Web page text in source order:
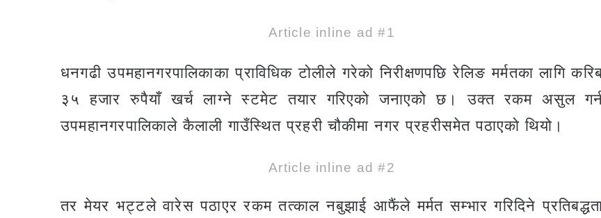
Article inline ad #1
धनगढी उपमहानगरपालिकाका प्राविधिक टोलीले गरेको निरीक्षणपछि रेलिङ मर्मतका लागि
३५ हजार रुपैयाँ खर्च लाग्ने स्टमेट तयार गरिएको जनाएको छ। उक्त रकम असुल
उपमहानगरपालिकाले कैलाली गाउँस्थित प्रहरी चौकीमा नगर प्रहरीसमेत पठाएको थियो।
Article inline ad #2
तर मेयर भट्टले वारेस पठाएर रकम तत्काल नबुझाई आफैंले मर्मत सम्भार गरिदिने